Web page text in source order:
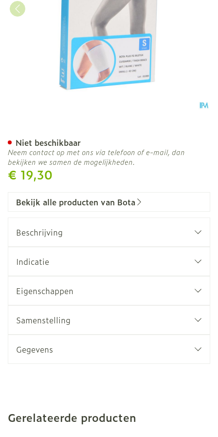
€ 19,30
Niet beschikbaar
Neem contact op met ons via telefoon of e-mail, dan
bekijken we samen de mogelijkheden.
Bekijk alle producten van Bota
Beschrijving
Indicatie
Eigenschappen
Samenstelling
Gegevens
Gerelateerde producten